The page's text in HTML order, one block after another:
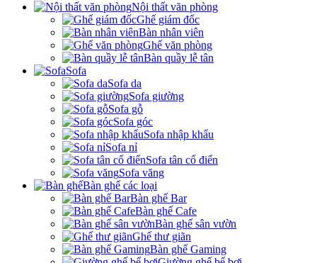
Nội thất văn phòng
Ghế giám đốc
Bàn nhân viên
Ghế văn phòng
Bàn quầy lễ tân
Sofa
Sofa da
Sofa giường
Sofa gỗ
Sofa góc
Sofa nhập khẩu
Sofa nỉ
Sofa tân cổ điển
Sofa văng
Bàn ghế các loại
Bàn ghế Bar
Bàn ghế Cafe
Bàn ghế sân vườn
Ghế thư giãn
Bàn ghế Gaming